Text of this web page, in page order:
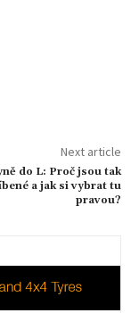
Next article
do L: Proč jsou tak
a jak si vybrat tu
pravou?